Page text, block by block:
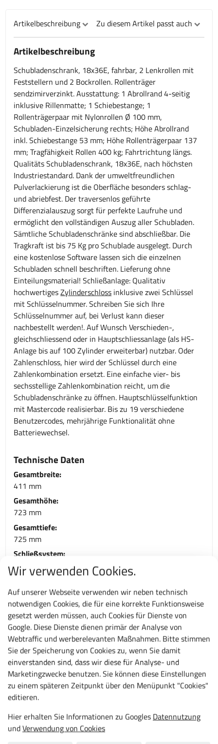
Artikelbeschreibung Zu diesem Artikel passt auch
Artikelbeschreibung
Schubladenschrank, 18x36E, fahrbar, 2 Lenkrollen mit
Feststellern und 2 Bockrollen. Rollenträger
sendzimirverzinkt. Ausstattung: 1 Abrollrand 4-seitig
inklusive Rillenmatte; 1 Schiebestange; 1
Rollenträgerpaar mit Nylonrollen Ø 100 mm,
Schubladen-Einzelsicherung rechts; Höhe Abrollrand
inkl. Schiebestange 53 mm; Höhe Rollenträgerpaar 137
mm; Tragfähigkeit Rollen 400 kg; Fahrtrichtung längs.
Qualitäts Schubladenschrank, 18x36E, nach höchsten
Industriestandard. Dank der umweltfreundlichen
Pulverlackierung ist die Oberfläche besonders schlag-
und abriebfest. Der traversenlos geführte
Differenzialauszug sorgt für perfekte Laufruhe und
ermöglicht den vollständigen Auszug aller Schubladen.
Sämtliche Schubladenschränke sind abschließbar. Die
Tragkraft ist bis 75 Kg pro Schublade ausgelegt. Durch
eine kostenlose Software lassen sich die einzelnen
Schubladen schnell beschriften. Lieferung ohne
Einteilungsmaterial! Schließanlage: Qualitativ
hochwertigesZylinderschloss inklusive zwei Schlüssel
mit Schlüsselnummer. Schreiben Sie sich Ihre
Schlüsselnummer auf, bei Verlust kann dieser
nachbestellt werden!. Auf Wunsch Verschieden-,
gleichschliessend oder in Hauptschliessanlage (als HS-
Anlage bis auf 100 Zylinder erweiterbar) nutzbar. Oder
Zahlenschloss, hier wird der Schlüssel durch eine
Zahlenkombination ersetzt. Eine einfache vier- bis
sechsstellige Zahlenkombination reicht, um die
Schubladenschränke zu öffnen. Hauptschlüsselfunktion
mit Mastercode realisierbar. Bis zu 19 verschiedene
Benutzercodes, mehrjährige Funktionalität ohne
Batteriewechsel.
Technische Daten
Gesamtbreite:
411 mm
Gesamthöhe:
723 mm
Gesamttiefe:
725 mm
Schließsystem:
mit Schlüssel
Fächer hoch (Anzahl):
4
Fachlast:
75 kg
Farbe/Korpusfarbe:
RAL 5012 Lichtblau
Farbe Türen/Schubladen:
RAL 5012 Lichtblau
Typ:
18 x 36E
Material:
Stahlblech
Wir verwenden Cookies.
Auf unserer Webseite verwenden wir neben technisch
notwendigen Cookies, die für eine korrekte Funktionsweise
gesetzt werden müssen, auch Cookies für Dienste von
Google. Diese Dienste dienen primär der Analyse von
Webtraffic und werberelevanten Maßnahmen. Bitte stimmen
Sie der Speicherung von Cookies zu, wenn Sie damit
einverstanden sind, dass wir diese für Analyse- und
Marketingzwecke benutzen. Sie können diese Einstellungen
zu einem späteren Zeitpunkt über den Menüpunkt "Cookies"
editieren.
Hier erhalten Sie Informationen zu Googles Datennutzung
undVerwendung von Cookies